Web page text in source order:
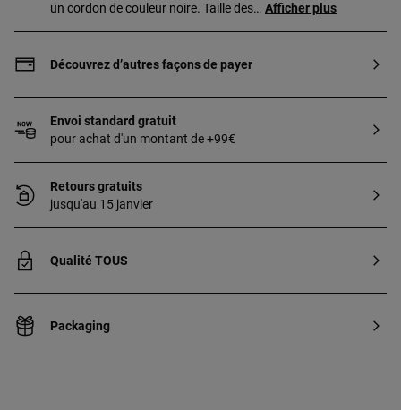
un cordon de couleur noire. Taille des
épaisseur minimale de 2,5 microns sur de
d’autre métal.
Afficher plus
Découvrez d’autres façons de payer
Envoi standard gratuit
pour achat d'un montant de +99€
Retours gratuits
jusqu'au 15 janvier
Qualité TOUS
Packaging